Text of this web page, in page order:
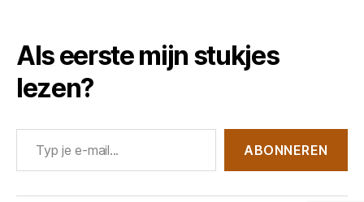
Als eerste mijn stukjes
lezen?
Typ je e-mail...
ABONNEREN